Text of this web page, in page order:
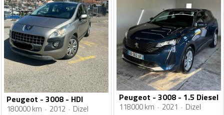
Peugeot - 3008 - HDI
180000 km 2012 Dizel
Peugeot - 3008 - 1.5 Diesel
118000 km 2021 Dizel